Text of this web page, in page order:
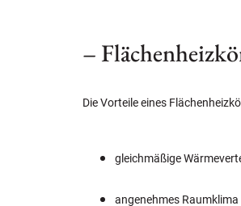
–
Die Vorteile eines
gleichmäßige
angenehmes Raumklima